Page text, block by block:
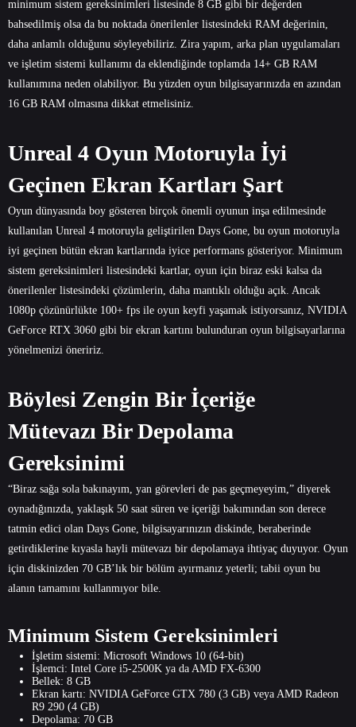
minimum sistem gereksinimleri listesinde 8 GB gibi bir değerden
bahsedilmiş olsa da bu noktada önerilenler listesindeki RAM değerinin,
daha anlamlı olduğunu söyleyebiliriz. Zira yapım, arka plan uygulamaları
ve işletim sistemi kullanımı da eklendiğinde toplamda 14+ GB RAM
kullanımına neden olabiliyor. Bu yüzden oyun bilgisayarınızda en azından
16 GB RAM olmasına dikkat etmelisiniz.
Unreal 4 Oyun Motoruyla İyi
Geçinen Ekran Kartları Şart
Oyun dünyasında boy gösteren birçok önemli oyunun inşa edilmesinde
kullanılan Unreal 4 motoruyla geliştirilen Days Gone, bu oyun motoruyla
iyi geçinen bütün ekran kartlarında iyice performans gösteriyor. Minimum
sistem gereksinimleri listesindeki kartlar, oyun için biraz eski kalsa da
önerilenler listesindeki çözümlerin, daha mantıklı olduğu açık. Ancak
1080p çözünürlükte 100+ fps ile oyun keyfi yaşamak istiyorsanız, NVIDIA
GeForce RTX 3060 gibi bir ekran kartını bulunduran oyun bilgisayarlarına
yönelmenizi öneririz.
Böylesi Zengin Bir İçeriğe
Mütevazı Bir Depolama
Gereksinimi
“Biraz sağa sola bakınayım, yan görevleri de pas geçmeyeyim,” diyerek
oynadığınızda, yaklaşık 50 saat süren ve içeriği bakımından son derece
tatmin edici olan Days Gone, bilgisayarınızın diskinde, beraberinde
getirdiklerine kıyasla hayli mütevazı bir depolamaya ihtiyaç duyuyor. Oyun
için diskinizden 70 GB’lık bir bölüm ayırmanız yeterli; tabii oyun bu
alanın tamamını kullanmıyor bile.
Minimum Sistem Gereksinimleri
İşletim sistemi: Microsoft Windows 10 (64-bit)
İşlemci: Intel Core i5-2500K ya da AMD FX-6300
Bellek: 8 GB
Ekran kartı: NVIDIA GeForce GTX 780 (3 GB) veya AMD Radeon
R9 290 (4 GB)
Depolama: 70 GB